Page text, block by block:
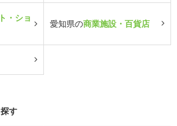
・ショ
愛知県の商業施設・百貨店
す